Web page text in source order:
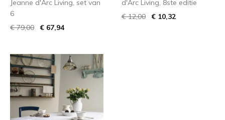
Jeanne d'Arc Living, set van
6
€ 79,00
€ 67,94
d'Arc Living, 8ste editie
€ 12,00
€ 10,32